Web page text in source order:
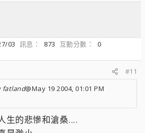
03 訊息 873 互動分數
0
#11
fatland@May 19 2004, 01:01 PM
生的悲慘和滄桑....